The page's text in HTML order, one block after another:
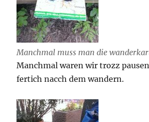
Manchmal muss man die
Manchmal waren wir trozz
fertich nacch dem wandern.